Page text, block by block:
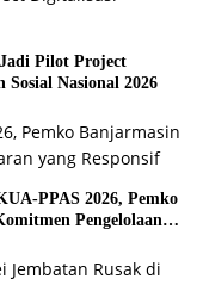
Pilot Project
Nasional 2026
PPAS 2026, Pemko
Pengelolaan